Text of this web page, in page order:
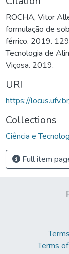
ROCHA, Vitor
formulação de
férrico. 2019.
Tecnologia de
Viçosa. 2019.
URI
https://
Collections
Ciência e
Full item
Terms